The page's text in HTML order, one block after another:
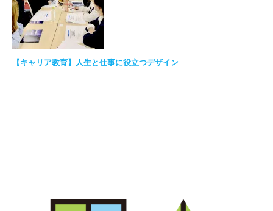
【キャリア教育】人生と仕事に役立つデザイン